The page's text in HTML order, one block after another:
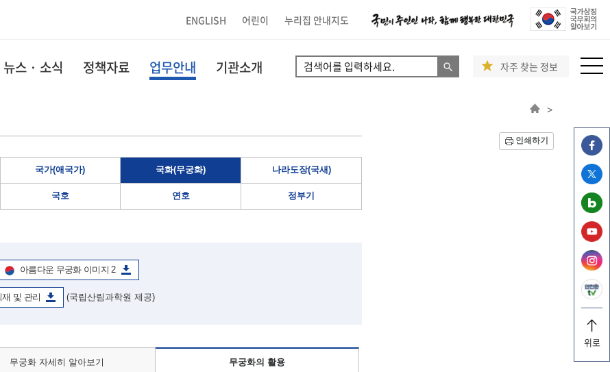
ENGLISH 어린이 누리집 안내지도
위로
뉴스 · 소식 정책자료 업무안내 기관소개 자주 찾는 정보
>
인쇄하기
국가(애국가) 국화(무궁화) 나라도장(국새)
국호 연호 정부기
아름다운 무궁화 이미지 2
및 관리 (국립산림과학원 제공)
무궁화 자세히 알아보기 무궁화의 활용